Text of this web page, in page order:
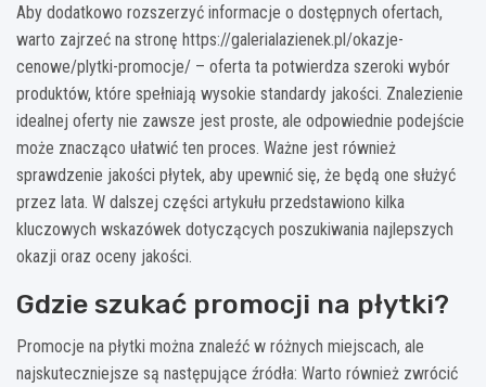
Aby dodatkowo rozszerzyć informacje o dostępnych ofertach,
warto zajrzeć na stronę https://galerialazienek.pl/okazje-
cenowe/plytki-promocje/ – oferta ta potwierdza szeroki wybór
produktów, które spełniają wysokie standardy jakości. Znalezienie
idealnej oferty nie zawsze jest proste, ale odpowiednie podejście
może znacząco ułatwić ten proces. Ważne jest również
sprawdzenie jakości płytek, aby upewnić się, że będą one służyć
przez lata. W dalszej części artykułu przedstawiono kilka
kluczowych wskazówek dotyczących poszukiwania najlepszych
okazji oraz oceny jakości.
Gdzie szukać promocji na płytki?
Promocje na płytki można znaleźć w różnych miejscach, ale
najskuteczniejsze są następujące źródła: Warto również zwrócić